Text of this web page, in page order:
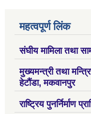
महत्वपूर्ण लिंक
संघीय मामिला तथा
मुख्यमन्त्री तथा
हेटौंडा, मकवानपुर
राष्ट्रिय पुनर्निर्माण